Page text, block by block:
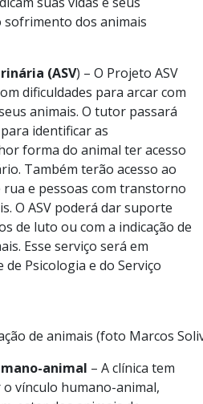
dos animais
(ASV) – O Projeto ASV
dificuldades para arcar com
animais. O tutor passará
identificar as
forma do animal ter acesso
Também terão acesso ao
e pessoas com transtorno
O ASV poderá dar suporte
de luto ou com a indicação de
Esse serviço será em
de Psicologia e do Serviço
de animais (foto Marcos
animal – A clínica tem
vínculo humano-animal,